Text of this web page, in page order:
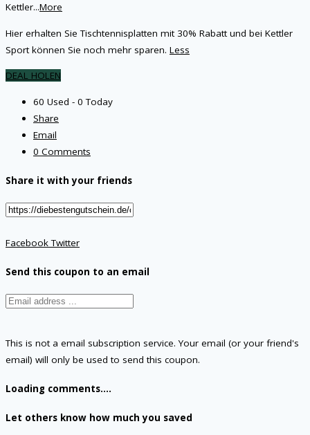
Kettler...More
Hier erhalten Sie Tischtennisplatten mit 30% Rabatt und bei Kettler
Sport können Sie noch mehr sparen. Less
DEAL HOLEN
60 Used - 0 Today
Share
Email
0 Comments
Share it with your friends
FacebookTwitter
Send this coupon to an email
This is not a email subscription service. Your email (or your friend's
email) will only be used to send this coupon.
Loading comments....
Let others know how much you saved